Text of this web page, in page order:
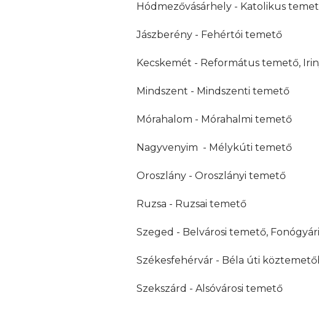
Hódmezővásárhely - Katolikus
Jászberény - Fehértói temető
Kecskemét - Református temető,
Mindszent - Mindszenti temető
Mórahalom - Mórahalmi temető
Nagyvenyim - Mélykúti temető
Oroszlány - Oroszlányi temető
Ruzsa - Ruzsai temető
Szeged - Belvárosi temető,
Székesfehérvár - Béla úti
Szekszárd - Alsóvárosi temető